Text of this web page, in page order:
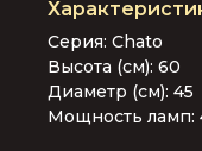
Серия: Chato
Высота (см): 60
Диаметр (см): 45
Мощность ламп: